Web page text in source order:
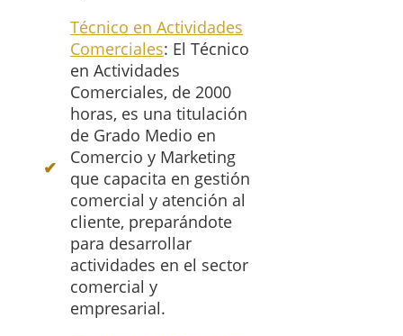
Técnico en Actividades
Comerciales: El Técnico
en Actividades
Comerciales, de 2000
horas, es una titulación
de Grado Medio en
Comercio y Marketing
que capacita en gestión
comercial y atención al
cliente, preparándote
para desarrollar
actividades en el sector
comercial y
empresarial.